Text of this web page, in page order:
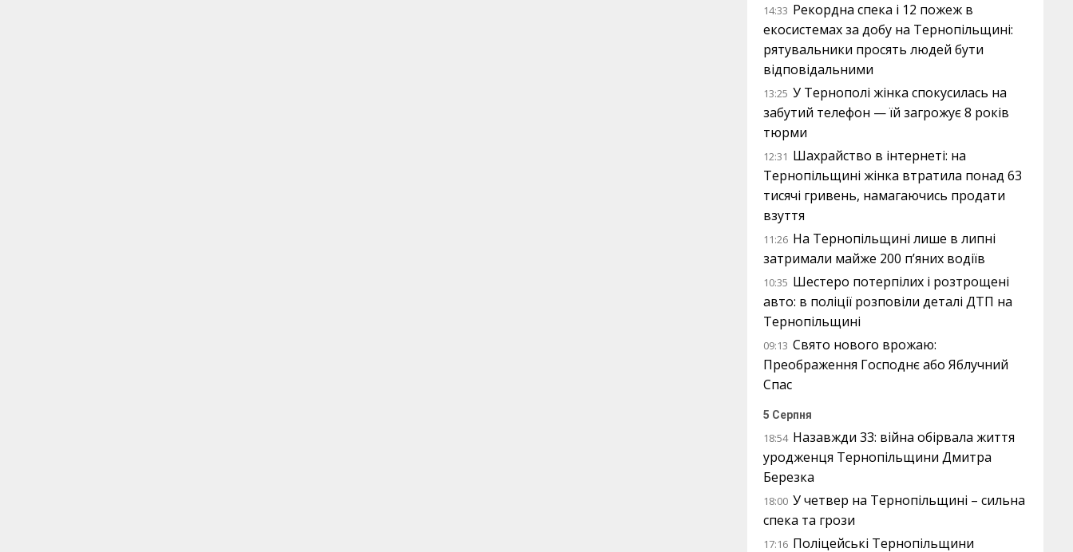
14:33 Рекордна спека і 12 пожеж в
екосистемах за добу на Тернопільщині:
рятувальники просять людей бути
відповідальними
13:25 У Тернополі жінка спокусилась на
забутий телефон — їй загрожує 8 років
тюрми
12:31 Шахрайство в інтернеті: на
Тернопільщині жінка втратила понад 63
тисячі гривень, намагаючись продати
взуття
11:26 На Тернопільщині лише в липні
затримали майже 200 п’яних водіїв
10:35 Шестеро потерпілих і розтрощені
авто: в поліції розповіли деталі ДТП на
Тернопільщині
09:13 Свято нового врожаю:
Преображення Господнє або Яблучний
Спас
5 Серпня
18:54 Назавжди 33: війна обірвала життя
уродженця Тернопільщини Дмитра
Березка
18:00 У четвер на Тернопільщині – сильна
спека та грози
17:16 Поліцейські Тернопільщини